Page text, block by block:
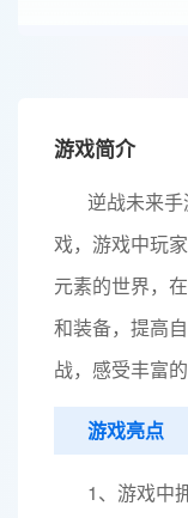
游戏简介
逆战未来
戏，游戏中玩
元素的世界，
和装备，提高
战，感受丰富
游戏亮点
1、游戏中